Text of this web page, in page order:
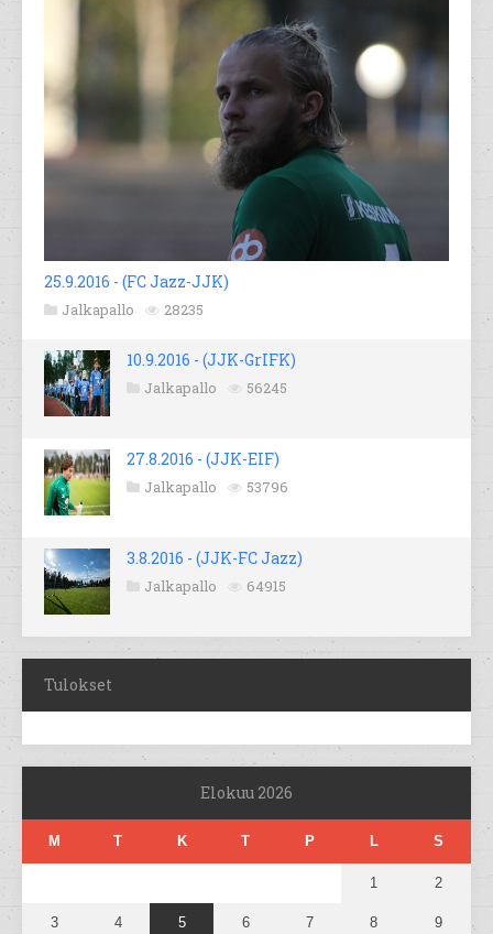
25.9.2016 - (FC Jazz-JJK)
Jalkapallo 28235
10.9.2016 - (JJK-GrIFK)
Jalkapallo 56245
27.8.2016 - (JJK-EIF)
Jalkapallo 53796
3.8.2016 - (JJK-FC Jazz)
Jalkapallo 64915
Tulokset
Elokuu 2026
M T K T P L S
1 2
3 4 5 6 7 8 9